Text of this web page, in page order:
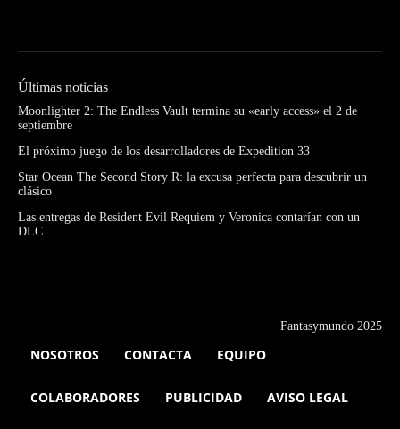
Últimas noticias
Moonlighter 2: The Endless Vault termina su «early access» el 2 de
septiembre
El próximo juego de los desarrolladores de Expedition 33
Star Ocean The Second Story R: la excusa perfecta para descubrir un
clásico
Las entregas de Resident Evil Requiem y Veronica contarían con un
DLC
Fantasymundo 2025
NOSOTROS CONTACTA EQUIPO
COLABORADORES PUBLICIDAD AVISO LEGAL